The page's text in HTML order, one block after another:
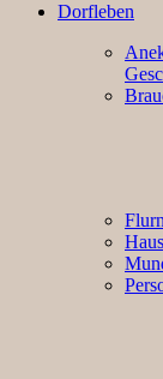
Dorfleben